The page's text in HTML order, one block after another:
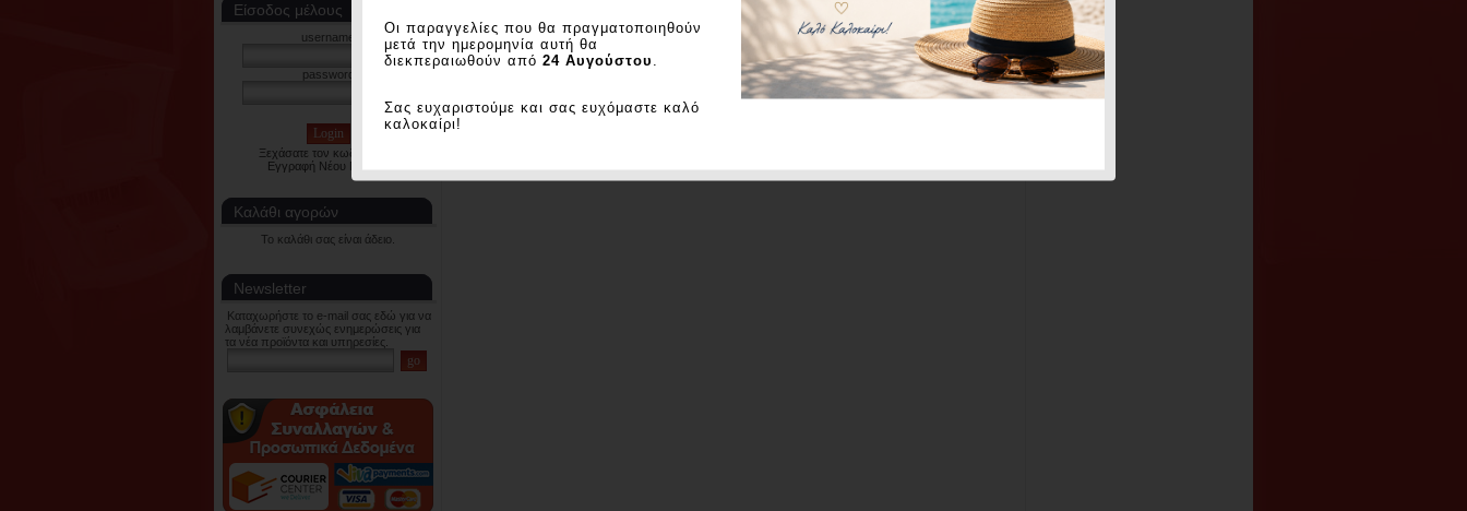
Είσοδος μέλους
username
password
Ξεχάσατε τον κωδικό σας;
Εγγραφή Νέου Μέλους
Καλάθι αγορών
Το καλάθι σας είναι άδειο.
Newsletter
Καταχωρήστε το e-mail σας εδώ για να
λαμβάνετε συνεχώς ενημερώσεις για
τα νέα προϊόντα και υπηρεσίες.
Οι παραγγελίες που θα πραγματοποιηθούν
μετά την ημερομηνία αυτή θα
διεκπεραιωθούν από 24 Αυγούστου
Σας ευχαριστούμε και σας ευχόμαστε καλό
καλοκαίρι!